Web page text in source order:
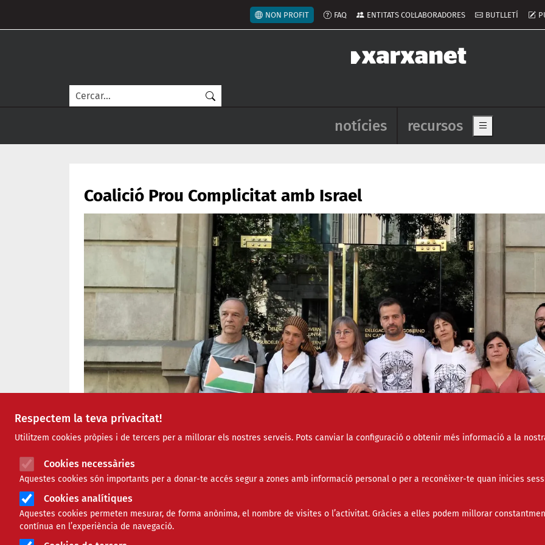
Respectem la teva privacitat!
Utilitzem cookies pròpies i de tercers per a millorar els nostres serveis. Pots canviar la configuració o obtenir més informació a la
Cookies necessàries
Aquestes cookies són importants per a donar-te accés segur a zones amb informació personal o per a reconèixer-te quan inicies
Cookies analítiques
Aquestes cookies permeten mesurar, de forma anònima, el nombre de visites o l’activitat. Gràcies a elles podem millorar
contínua en l’experiència de navegació.
Menú del compte d'usuari
NON PROFIT FAQ ENTITATS COL·LABORADORES BUTLLETÍ
Cerca
Navegació principal de
notícies recursos Show main
Coalició Prou Complicitat amb Israel